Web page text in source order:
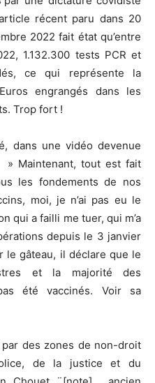
récent paru dans 20
2022 fait état qu’entre
1.132.300 tests PCR et
ce qui représente la
engrangés dans les
Trop fort !
dans une vidéo devenue
Maintenant, tout est fait
les fondements de nos
moi, je n’ai pas eu le
qui a failli me tuer, qui m’a
depuis le 3 janvier
gâteau, il déclare que le
et la majorité des
été vaccinés. Voir sa
par des zones de non-droit
de la justice et du